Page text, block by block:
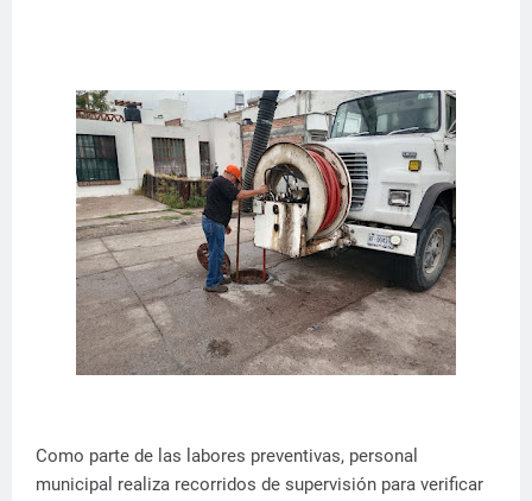
Como parte de las labores preventivas, personal
municipal realiza recorridos de supervisión para verificar